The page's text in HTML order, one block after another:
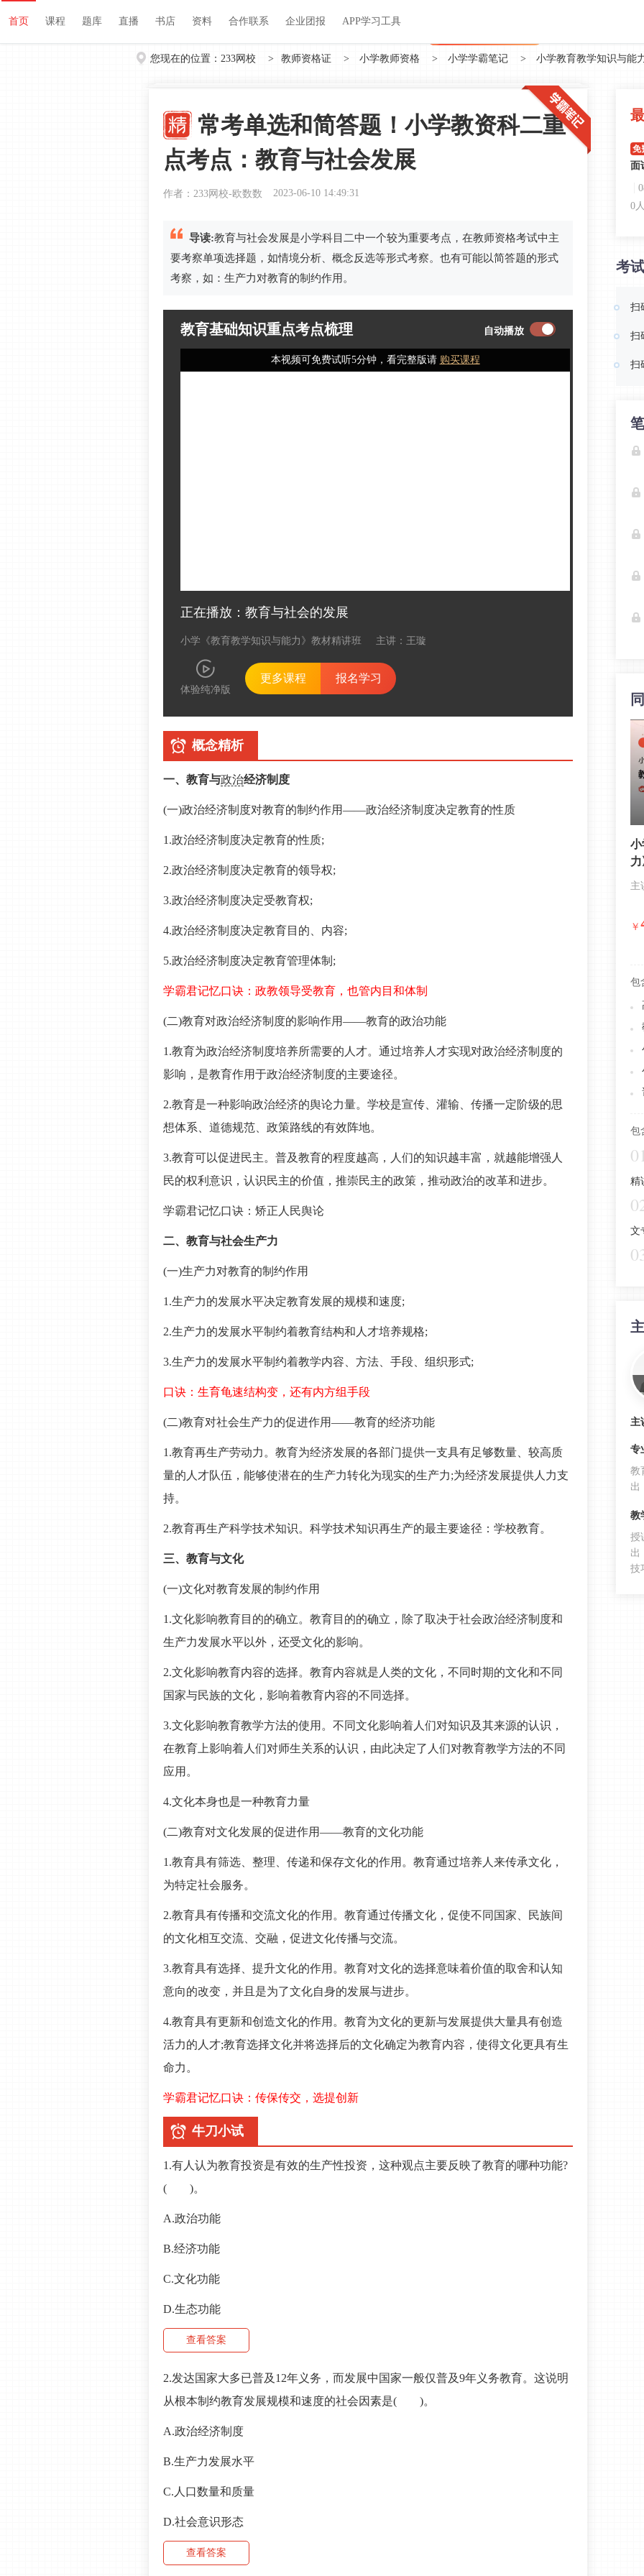
首页 课程 题库 直播 书店 资料 关于我们 帮助中心
首页 课程 题库 直播 书店 资料 合作联系 企业团报 APP学习工具
您现在的位置： 233网校 > 教师资格证 > 小学教师资格 > 小学学霸笔记 > 小学教育教学知识与能
常考单选和简答题！小学教资科二重
点考点：教育与社会发展
作者：233网校-欧数数 2023-06-10 14:49:31
导读:教育与社会发展是小学科目二中一个较为重要考点，在教师资格考试中主
要考察单项选择题，如情境分析、概念反选等形式考察。也有可能以简答题的形式
考察，如：生产力对教育的制约作用。
教育基础知识重点考点梳理 自动播放
本视频可免费试听5分钟，看完整版请 购买课程
正在播放：教育与社会的发展
小学《教育教学知识与能力》教材精讲班 主讲：王璇
体验纯净版
更多课程 报名学习
概念精析
一、教育与政治经济制度
(一)政治经济制度对教育的制约作用——政治经济制度决定教育的性质
1.政治经济制度决定教育的性质;
2.政治经济制度决定教育的领导权;
3.政治经济制度决定受教育权;
4.政治经济制度决定教育目的、内容;
5.政治经济制度决定教育管理体制;
学霸君记忆口诀：政教领导受教育，也管内目和体制
(二)教育对政治经济制度的影响作用——教育的政治功能
1.教育为政治经济制度培养所需要的人才。通过培养人才实现对政治经济制度的
影响，是教育作用于政治经济制度的主要途径。
2.教育是一种影响政治经济的舆论力量。学校是宣传、灌输、传播一定阶级的思
想体系、道德规范、政策路线的有效阵地。
3.教育可以促进民主。普及教育的程度越高，人们的知识越丰富，就越能增强人
民的权利意识，认识民主的价值，推崇民主的政策，推动政治的改革和进步。
学霸君记忆口诀：矫正人民舆论
二、教育与社会生产力
(一)生产力对教育的制约作用
1.生产力的发展水平决定教育发展的规模和速度;
2.生产力的发展水平制约着教育结构和人才培养规格;
3.生产力的发展水平制约着教学内容、方法、手段、组织形式;
口诀：生育龟速结构变，还有内方组手段
(二)教育对社会生产力的促进作用——教育的经济功能
1.教育再生产劳动力。教育为经济发展的各部门提供一支具有足够数量、较高质
量的人才队伍，能够使潜在的生产力转化为现实的生产力;为经济发展提供人力支
持。
2.教育再生产科学技术知识。科学技术知识再生产的最主要途径：学校教育。
三、教育与文化
(一)文化对教育发展的制约作用
1.文化影响教育目的的确立。教育目的的确立，除了取决于社会政治经济制度和
生产力发展水平以外，还受文化的影响。
2.文化影响教育内容的选择。教育内容就是人类的文化，不同时期的文化和不同
国家与民族的文化，影响着教育内容的不同选择。
3.文化影响教育教学方法的使用。不同文化影响着人们对知识及其来源的认识，
在教育上影响着人们对师生关系的认识，由此决定了人们对教育教学方法的不同
应用。
4.文化本身也是一种教育力量
(二)教育对文化发展的促进作用——教育的文化功能
1.教育具有筛选、整理、传递和保存文化的作用。教育通过培养人来传承文化，
为特定社会服务。
2.教育具有传播和交流文化的作用。教育通过传播文化，促使不同国家、民族间
的文化相互交流、交融，促进文化传播与交流。
3.教育具有选择、提升文化的作用。教育对文化的选择意味着价值的取舍和认知
意向的改变，并且是为了文化自身的发展与进步。
4.教育具有更新和创造文化的作用。教育为文化的更新与发展提供大量具有创造
活力的人才;教育选择文化并将选择后的文化确定为教育内容，使得文化更具有生
命力。
学霸君记忆口诀：传保传交，选提创新
牛刀小试
1.有人认为教育投资是有效的生产性投资，这种观点主要反映了教育的哪种功能?
( )。
A.政治功能
B.经济功能
C.文化功能
D.生态功能
查看答案
2.发达国家大多已普及12年义务，而发展中国家一般仅普及9年义务教育。这说明
从根本制约教育发展规模和速度的社会因素是( )。
A.政治经济制度
B.生产力发展水平
C.人口数量和质量
D.社会意识形态
查看答案
免
面
0
呼
考
扫
扫
扫
小
主
￥
包
包
01
精
文
主
专
教
出
教
授
出
技